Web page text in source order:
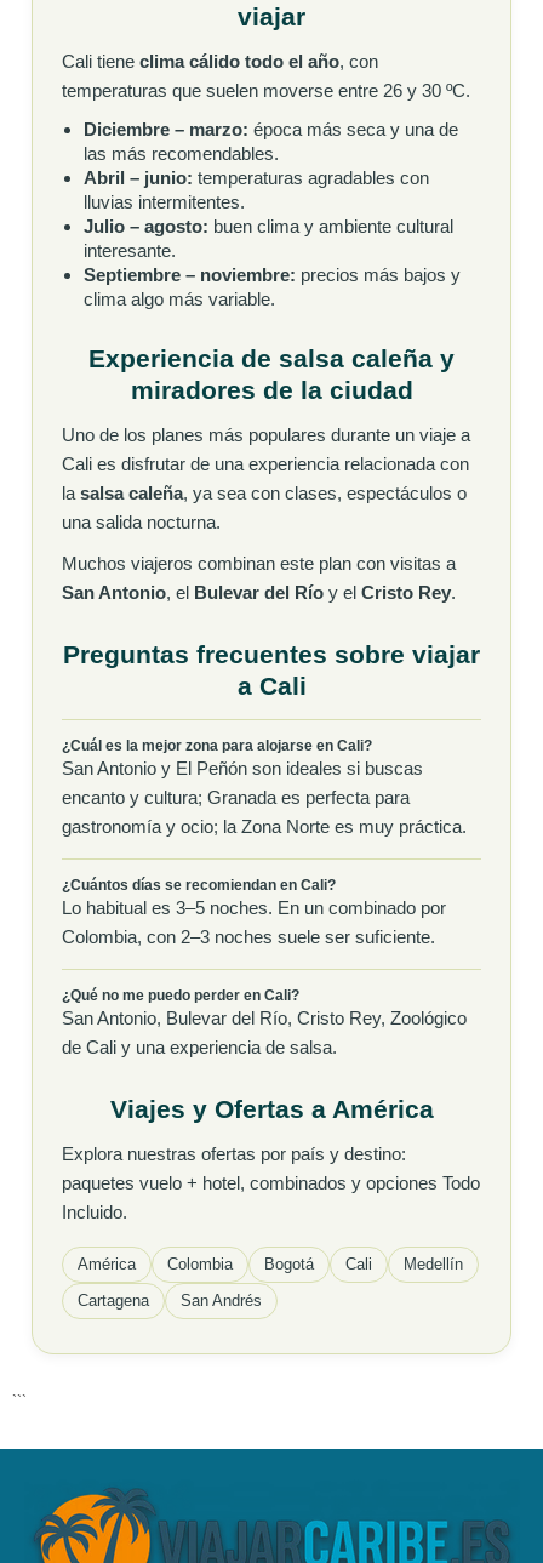
viajar
Cali tiene clima cálido todo el año, con
temperaturas que suelen moverse entre 26 y 30 ºC.
Diciembre – marzo: época más seca y una de
las más recomendables.
Abril – junio: temperaturas agradables con
lluvias intermitentes.
Julio – agosto: buen clima y ambiente cultural
interesante.
Septiembre – noviembre: precios más bajos y
clima algo más variable.
Experiencia de salsa caleña y
miradores de la ciudad
Uno de los planes más populares durante un viaje a
Cali es disfrutar de una experiencia relacionada con
la salsa caleña, ya sea con clases, espectáculos o
una salida nocturna.
Muchos viajeros combinan este plan con visitas a
San Antonio, el Bulevar del Río y el Cristo Rey.
Preguntas frecuentes sobre viajar
a Cali
¿Cuál es la mejor zona para alojarse en Cali?
San Antonio y El Peñón son ideales si buscas
encanto y cultura; Granada es perfecta para
gastronomía y ocio; la Zona Norte es muy práctica.
¿Cuántos días se recomiendan en Cali?
Lo habitual es 3–5 noches. En un combinado por
Colombia, con 2–3 noches suele ser suficiente.
¿Qué no me puedo perder en Cali?
San Antonio, Bulevar del Río, Cristo Rey, Zoológico
de Cali y una experiencia de salsa.
Viajes y Ofertas a América
Explora nuestras ofertas por país y destino:
paquetes vuelo + hotel, combinados y opciones Todo
Incluido.
América Colombia Bogotá Cali
Medellín
Cartagena
San Andrés
```